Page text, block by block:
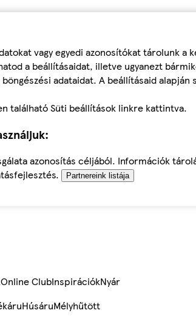
vagy egyedi azonosítókat tárolunk a
a beállításaidat, illetve ugyanezt
adataidat. A beállításaid
található Süti beállítások linkre kattintva.
azonosítás céljából. Információk
Partnereink listája
Online ClubInspirációkNyár
HúsáruMélyhűtött